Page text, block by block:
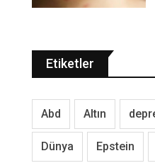
Etiketler
Abd Altın
Dünya Epstein